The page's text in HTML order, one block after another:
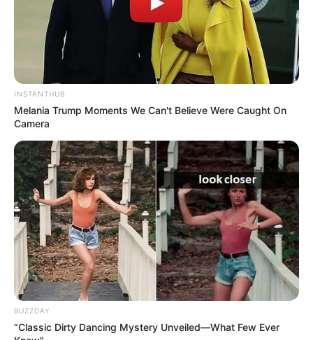
INSTANTHUB
Melania Trump Moments We Can't Believe Were Caught On
Camera
BUZZDAY
“Classic Dirty Dancing Mystery Unveiled—What Few Ever